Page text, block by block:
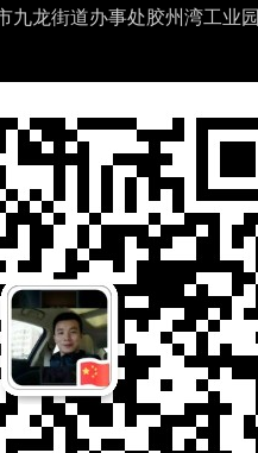
九龙街道办事处胶州湾工业园